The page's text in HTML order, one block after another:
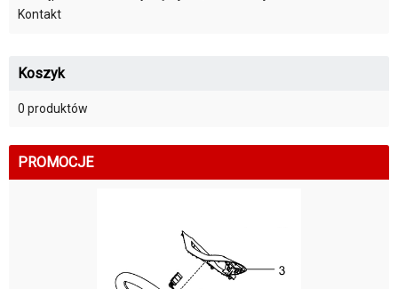
Kontakt
Koszyk
0 produktów
PROMOCJE